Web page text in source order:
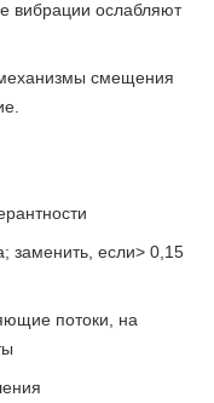
вибрации ослабляют
смещения
заменить, если> 0,15
потоки, на